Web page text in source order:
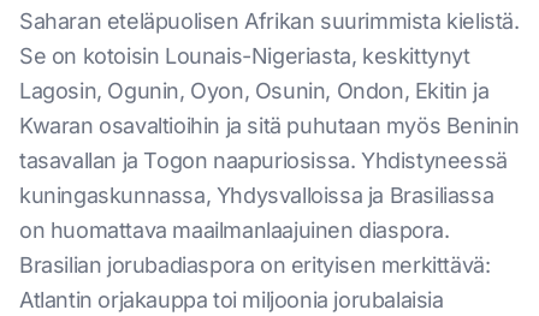
Saharan eteläpuolisen Afrikan suurimmista kielistä.
Se on kotoisin Lounais-Nigeriasta, keskittynyt
Lagosin, Ogunin, Oyon, Osunin, Ondon, Ekitin ja
Kwaran osavaltioihin ja sitä puhutaan myös Beninin
tasavallan ja Togon naapuriosissa. Yhdistyneessä
kuningaskunnassa, Yhdysvalloissa ja Brasiliassa
on huomattava maailmanlaajuinen diaspora.
Brasilian jorubadiaspora on erityisen merkittävä:
Atlantin orjakauppa toi miljoonia jorubalaisia